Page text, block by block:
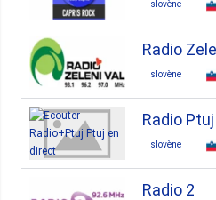
slovène
Radio
slovène
Radio Ptuj
slovène
Radio 2